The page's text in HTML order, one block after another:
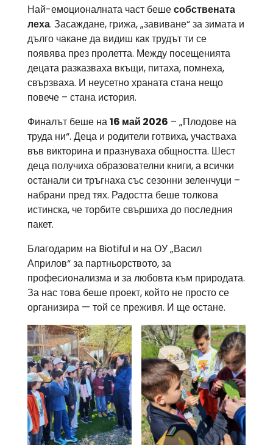
Най-емоционалната част бешесобствената
леха. Засаждане, грижа, „завиване“ за зимата и
дълго чакане да видиш как трудът ти се
появява през пролетта. Между посещенията
децата разказваха вкъщи, питаха, помнеха,
свързваха. И неусетно храната стана нещо
повече – стана история.
Финалът беше на16 май 2026 – „Плодове на
труда ни“. Деца и родители готвиха, участваха
във викторина и празнуваха общността. Шест
деца получиха образователни книги, а всички
останали си тръгнаха със сезонни зеленчуци –
набрани пред тях. Радостта беше толкова
истинска, че торбите свършиха до последния
пакет.
Благодарим на Biotiful и на ОУ „Васил
Априлов“ за партньорството, за
професионализма и за любовта към природата.
За нас това беше проект, който не просто се
организира — той се преживя. И ще остане.